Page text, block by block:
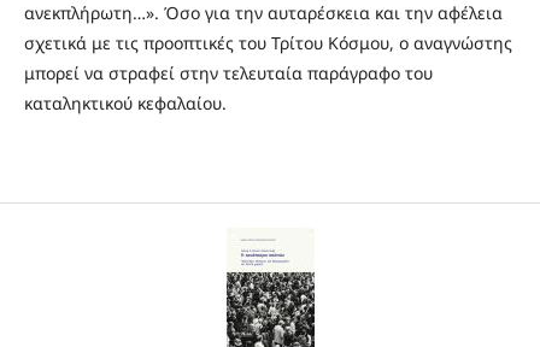
ανεκπλήρωτη…». Όσο για την αυταρέσκεια και την αφέλεια
σχετικά με τις προοπτικές του Τρίτου Κόσμου, ο αναγνώστης
μπορεί να στραφεί στην τελευταία παράγραφο του
καταληκτικού κεφαλαίου.